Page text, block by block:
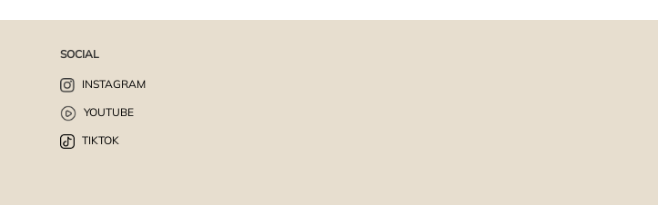
SOCIAL
INSTAGRAM
YOUTUBE
TIKTOK